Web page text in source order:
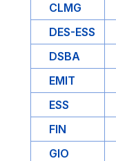
CLMG
DES-ESS
DSBA
EMIT
ESS
FIN
GIO